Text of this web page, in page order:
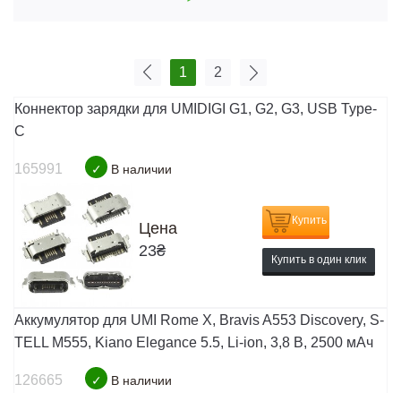
1 2
Коннектор зарядки для UMIDIGI G1, G2, G3, USB Type-
C
165991 ✓ В наличии
Цена
23₴
Купить
Купить в один клик
Аккумулятор для UMI Rome X, Bravis A553 Discovery, S-
TELL M555, Kiano Elegance 5.5, Li-ion, 3,8 В, 2500 мАч
126665 ✓ В наличии